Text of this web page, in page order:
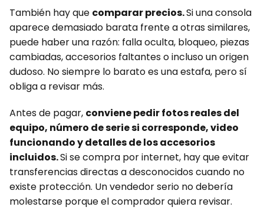
También hay que comparar precios.Si una consola
aparece demasiado barata frente a otras similares,
puede haber una razón: falla oculta, bloqueo, piezas
cambiadas, accesorios faltantes o incluso un origen
dudoso. No siempre lo barato es una estafa, pero sí
obliga a revisar más.
Antes de pagar, conviene pedir fotos reales del
equipo, número de serie si corresponde, video
funcionando y detalles de los accesorios
incluidos.Si se compra por internet, hay que evitar
transferencias directas a desconocidos cuando no
existe protección. Un vendedor serio no debería
molestarse porque el comprador quiera revisar.